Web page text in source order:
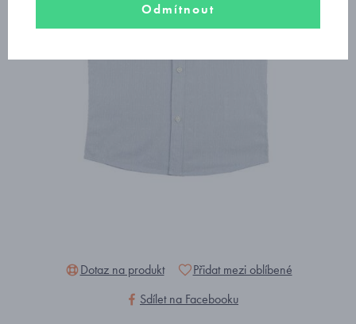
Dotaz na produkt
Přidat mezi oblíbené
Sdílet na Facebooku
Odmítnout